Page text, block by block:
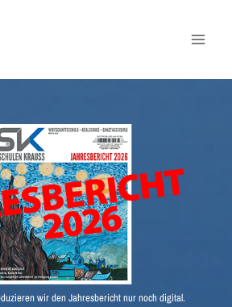
wir den Jahresbericht nur noch digital.